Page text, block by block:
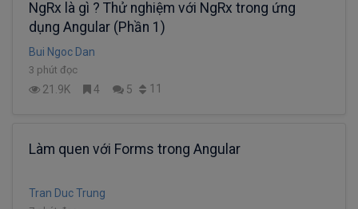
NgRx là gì ? Thử nghiệm với NgRx trong ứng
dụng Angular (Phần 1)
Bui Ngoc Dan
3 phút đọc
21.9K 4 5 11
Làm quen với Forms trong Angular
Tran Duc Trung